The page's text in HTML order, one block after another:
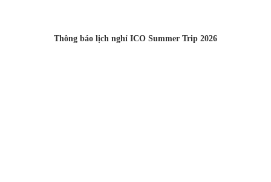
Thông báo lịch nghỉ ICO Summer Trip 2026